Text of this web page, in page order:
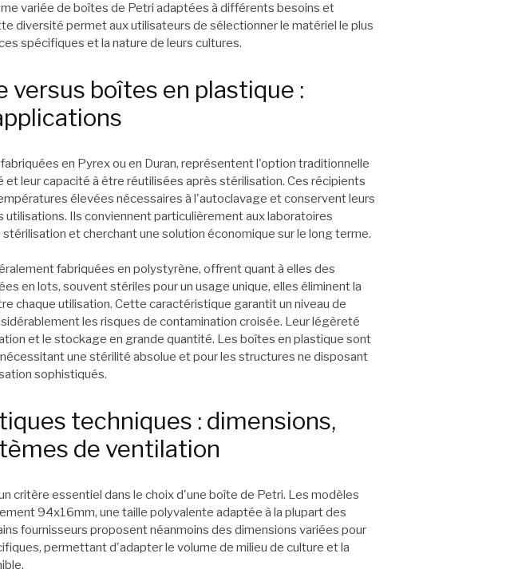
variée de boîtes de Petri adaptées à différents besoins et
diversité permet aux utilisateurs de sélectionner le matériel le plus
spécifiques et la nature de leurs cultures.
versus boîtes en plastique :
en Pyrex ou en Duran, représentent l'option traditionnelle
et leur capacité à être réutilisées après stérilisation. Ces récipients
élevées nécessaires à l'autoclavage et conservent leurs
Ils conviennent particulièrement aux laboratoires
et cherchant une solution économique sur le long terme.
fabriquées en polystyrène, offrent quant à elles des
en lots, souvent stériles pour un usage unique, elles éliminent la
chaque utilisation. Cette caractéristique garantit un niveau de
les risques de contamination croisée. Leur légèreté
et le stockage en grande quantité. Les boîtes en plastique sont
une stérilité absolue et pour les structures ne disposant
sophistiqués.
techniques : dimensions,
de ventilation
critère essentiel dans le choix d'une boîte de Petri. Les modèles
94x16mm, une taille polyvalente adaptée à la plupart des
fournisseurs proposent néanmoins des dimensions variées pour
permettant d'adapter le volume de milieu de culture et la